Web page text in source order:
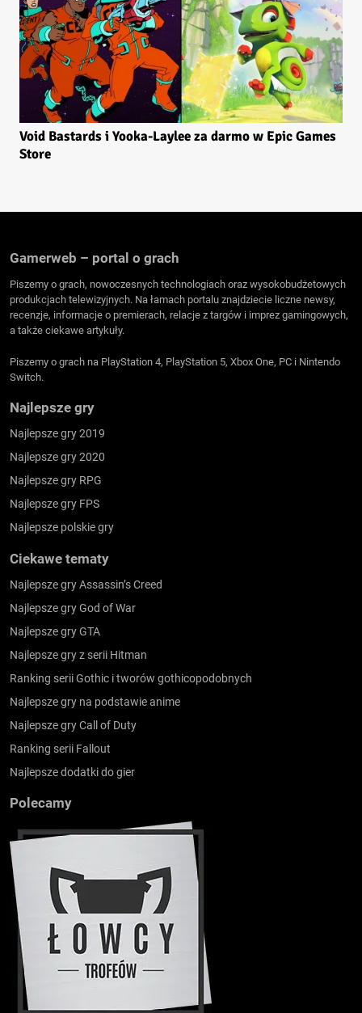
Void Bastards i Yooka-Laylee za darmo w Epic Games
Store
Gamerweb – portal o grach
Piszemy o grach, nowoczesnych technologiach oraz wysokobudżetowych
produkcjach telewizyjnych. Na łamach portalu znajdziecie liczne newsy,
recenzje, informacje o premierach, relacje z targów i imprez gamingowych,
a także ciekawe artykuły.
Piszemy o grach na PlayStation 4, PlayStation 5, Xbox One, PC i Nintendo
Switch.
Najlepsze gry
Najlepsze gry 2019
Najlepsze gry 2020
Najlepsze gry RPG
Najlepsze gry FPS
Najlepsze polskie gry
Ciekawe tematy
Najlepsze gry Assassin’s Creed
Najlepsze gry God of War
Najlepsze gry GTA
Najlepsze gry z serii Hitman
Ranking serii Gothic i tworów gothicopodobnych
Najlepsze gry na podstawie anime
Najlepsze gry Call of Duty
Ranking serii Fallout
Najlepsze dodatki do gier
Polecamy